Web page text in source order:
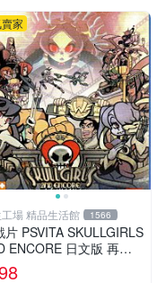
賣家
場 精品生活館 1566
片 PSVITA SKULLGIRLS
ENCORE 日文版 再生
01